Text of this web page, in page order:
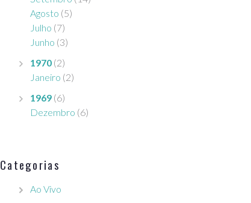
Agosto (5)
Julho (7)
Junho (3)
1970 (2)
Janeiro (2)
1969 (6)
Dezembro (6)
Categorias
Ao Vivo